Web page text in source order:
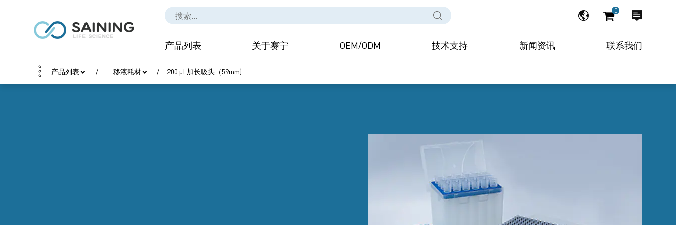
0
产品列表 关于赛宁 OEM/ODM 技术支持 新闻资讯 联系我们
产品列表 移液耗材 200 μL加长吸头（59mm)